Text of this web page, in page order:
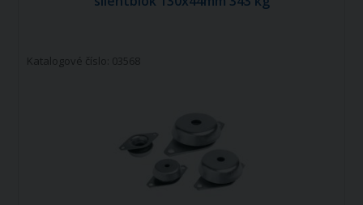
Katalogové číslo: 03568